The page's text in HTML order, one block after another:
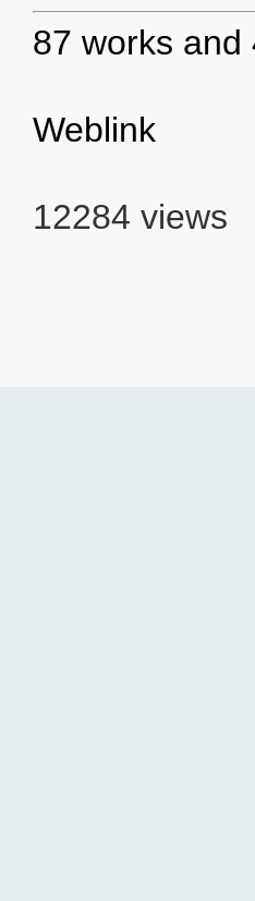
87 works and
Weblink
12284 views